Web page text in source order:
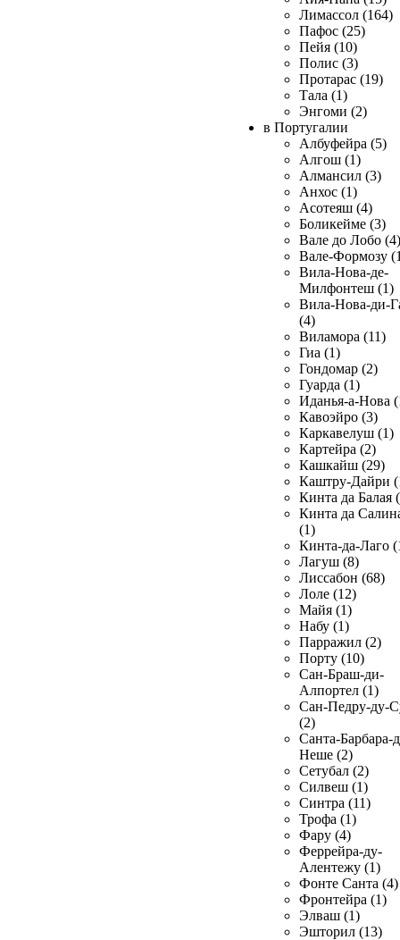
Лимассол (164)
Пафос (25)
Пейя (10)
Полис (3)
Протарас (19)
Тала (1)
Энгоми (2)
в Португалии
Албуфейра (5)
Алгош (1)
Алмансил (3)
Анхос (1)
Асотеяш (4)
Боликейме (3)
Вале до Лобо (4)
Вале-Формозу
Вила-Нова-де-
Милфонтеш (1)
Вила-Нова-ди-
(4)
Виламора (11)
Гиа (1)
Гондомар (2)
Гуарда (1)
Иданья-а-Нова
Кавоэйро (3)
Каркавелуш (1)
Картейра (2)
Кашкайш (29)
Каштру-Дайри
Кинта да Балая
Кинта да
(1)
Кинта-да-Лаго
Лагуш (8)
Лиссабон (68)
Лоле (12)
Майя (1)
Набу (1)
Парражил (2)
Порту (10)
Сан-Браш-ди-
Алпортел (1)
Сан-Педру-ду-
(2)
Санта-Барбара-
Неше (2)
Сетубал (2)
Силвеш (1)
Синтра (11)
Трофа (1)
Фару (4)
Феррейра-ду-
Алентежу (1)
Фонте Санта (4)
Фронтейра (1)
Элваш (1)
Эшторил (13)